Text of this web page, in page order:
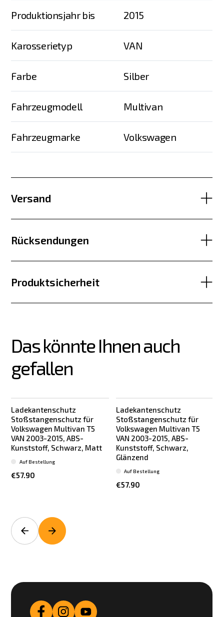
Produktionsjahr bis 2015
Karosserietyp VAN
Farbe Silber
Fahrzeugmodell Multivan
Fahrzeugmarke Volkswagen
Versand
Rücksendungen
Produktsicherheit
Das könnte Ihnen auch
gefallen
Ladekantenschutz
Stoßstangenschutz für
Volkswagen Multivan T5
VAN 2003-2015, ABS-
Kunststoff, Schwarz, Matt
€57.90
Auf Bestellung
Ladekantenschutz
Stoßstangenschutz für
Volkswagen Multivan T5
VAN 2003-2015, ABS-
Kunststoff, Schwarz,
Glänzend
€57.90
Auf Bestellung